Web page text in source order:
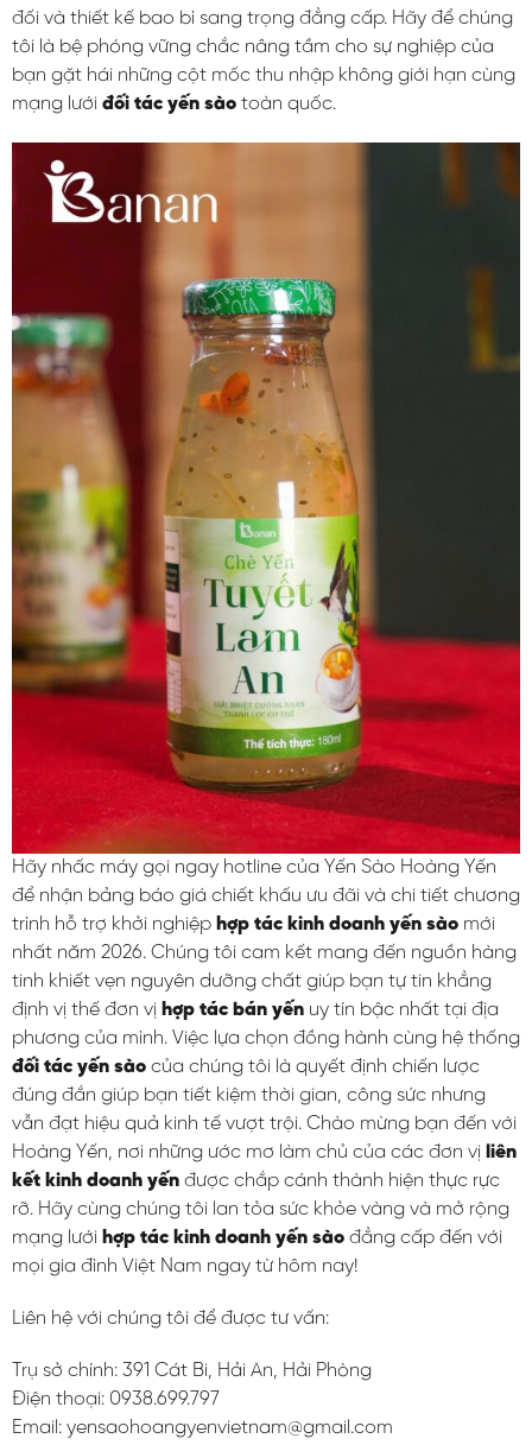
đối và thiết kế bao bì sang trọng đẳng cấp. Hãy để chúng
tôi là bệ phóng vững chắc nâng tầm cho sự nghiệp của
bạn gặt hái những cột mốc thu nhập không giới hạn cùng
mạng lưới đối tác yến sào toàn quốc.
Hãy nhấc máy gọi ngay hotline của Yến Sào Hoàng Yến
để nhận bảng báo giá chiết khấu ưu đãi và chi tiết chương
trình hỗ trợ khởi nghiệp hợp tác kinh doanh yến sào mới
nhất năm 2026. Chúng tôi cam kết mang đến nguồn hàng
tinh khiết vẹn nguyên dưỡng chất giúp bạn tự tin khẳng
định vị thế đơn vị hợp tác bán yến uy tín bậc nhất tại địa
phương của mình. Việc lựa chọn đồng hành cùng hệ thống
đối tác yến sào của chúng tôi là quyết định chiến lược
đúng đắn giúp bạn tiết kiệm thời gian, công sức nhưng
vẫn đạt hiệu quả kinh tế vượt trội. Chào mừng bạn đến với
Hoàng Yến, nơi những ước mơ làm chủ của các đơn vị liên
kết kinh doanh yến được chắp cánh thành hiện thực rực
rỡ. Hãy cùng chúng tôi lan tỏa sức khỏe vàng và mở rộng
mạng lưới hợp tác kinh doanh yến sào đẳng cấp đến với
mọi gia đình Việt Nam ngay từ hôm nay!
Liên hệ với chúng tôi để được tư vấn:
Trụ sở chính: 391 Cát Bi, Hải An, Hải Phòng
Điện thoại: 0938.699.797
Email: yensaohoangyenvietnam@gmail.com